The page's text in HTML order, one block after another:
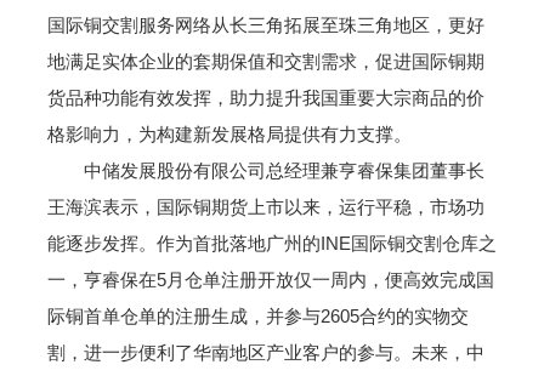
国际铜交割服务网络从长三角拓展至珠三角地区，更好
地满足实体企业的套期保值和交割需求，促进国际铜期
货品种功能有效发挥，助力提升我国重要大宗商品的价
格影响力，为构建新发展格局提供有力支撑。
中储发展股份有限公司总经理兼亨睿保集团董事长
王海滨表示，国际铜期货上市以来，运行平稳，市场功
能逐步发挥。作为首批落地广州的INE国际铜交割仓库之
一，亨睿保在5月仓单注册开放仅一周内，便高效完成国
际铜首单仓单的注册生成，并参与2605合约的实物交
割，进一步便利了华南地区产业客户的参与。未来，中